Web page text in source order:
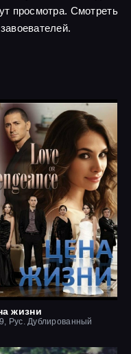
просмотра. Смотреть
жизни
Рус. Дублированный